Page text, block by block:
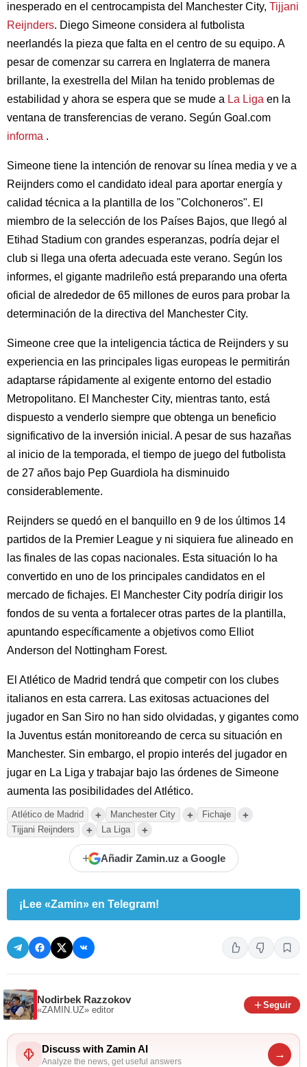
inesperado en el centrocampista del Manchester City, Tijjani
Reijnders. Diego Simeone considera al futbolista
neerlandés la pieza que falta en el centro de su equipo. A
pesar de comenzar su carrera en Inglaterra de manera
brillante, la exestrella del Milan ha tenido problemas de
estabilidad y ahora se espera que se mude a La Liga en la
ventana de transferencias de verano. Según Goal.com
informa .
Simeone tiene la intención de renovar su línea media y ve a
Reijnders como el candidato ideal para aportar energía y
calidad técnica a la plantilla de los "Colchoneros". El
miembro de la selección de los Países Bajos, que llegó al
Etihad Stadium con grandes esperanzas, podría dejar el
club si llega una oferta adecuada este verano. Según los
informes, el gigante madrileño está preparando una oferta
oficial de alrededor de 65 millones de euros para probar la
determinación de la directiva del Manchester City.
Simeone cree que la inteligencia táctica de Reijnders y su
experiencia en las principales ligas europeas le permitirán
adaptarse rápidamente al exigente entorno del estadio
Metropolitano. El Manchester City, mientras tanto, está
dispuesto a venderlo siempre que obtenga un beneficio
significativo de la inversión inicial. A pesar de sus hazañas
al inicio de la temporada, el tiempo de juego del futbolista
de 27 años bajo Pep Guardiola ha disminuido
considerablemente.
Reijnders se quedó en el banquillo en 9 de los últimos 14
partidos de la Premier League y ni siquiera fue alineado en
las finales de las copas nacionales. Esta situación lo ha
convertido en uno de los principales candidatos en el
mercado de fichajes. El Manchester City podría dirigir los
fondos de su venta a fortalecer otras partes de la plantilla,
apuntando específicamente a objetivos como Elliot
Anderson del Nottingham Forest.
El Atlético de Madrid tendrá que competir con los clubes
italianos en esta carrera. Las exitosas actuaciones del
jugador en San Siro no han sido olvidadas, y gigantes como
la Juventus están monitoreando de cerca su situación en
Manchester. Sin embargo, el propio interés del jugador en
jugar en La Liga y trabajar bajo las órdenes de Simeone
aumenta las posibilidades del Atlético.
Atlético de Madrid + Manchester City + Fichaje +
Tijjani Reijnders + La Liga +
+ Añadir Zamin.uz a Google
¡Lee «Zamin» en Telegram!
Nodirbek Razzokov
«ZAMIN.UZ» editor
Seguir
Discuss with Zamin AI
Analyze the news, get useful answers
→